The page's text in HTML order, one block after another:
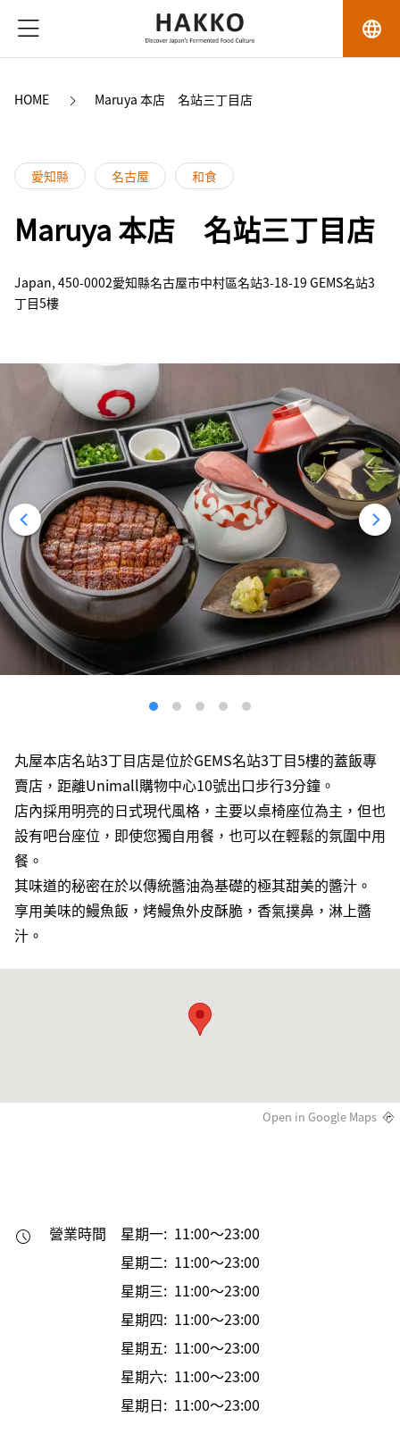
language
HOME Maruya 本店　名站三丁目店
愛知縣 名古屋 和食
Maruya 本店 名站三丁目店
Japan, 450-0002愛知縣名古屋市中村區名站3-18-19 GEMS名站3
丁目5樓
丸屋本店名站3丁目店是位於GEMS名站3丁目5樓的蓋飯專
賣店，距離Unimall購物中心10號出口步行3分鐘。
店內採用明亮的日式現代風格，主要以桌椅座位為主，但也
設有吧台座位，即使您獨自用餐，也可以在輕鬆的氛圍中用
餐。
其味道的秘密在於以傳統醬油為基礎的極其甜美的醬汁。
享用美味的鰻魚飯，烤鰻魚外皮酥脆，香氣撲鼻，淋上醬
汁。
Open in Google Maps
營業時間
星期一: 11:00～23:00
星期二: 11:00～23:00
星期三: 11:00～23:00
星期四: 11:00～23:00
星期五: 11:00～23:00
星期六: 11:00～23:00
星期日: 11:00～23:00